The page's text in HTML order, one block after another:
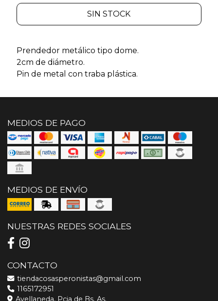
SIN STOCK
Prendedor metálico tipo dome.
2cm de diámetro.
Pin de metal con traba plástica.
MEDIOS DE PAGO
MEDIOS DE ENVÍO
NUESTRAS REDES SOCIALES
CONTACTO
tiendacosasperonistas@gmail.com
1165172951
Avellaneda, Pcia de Bs. As.